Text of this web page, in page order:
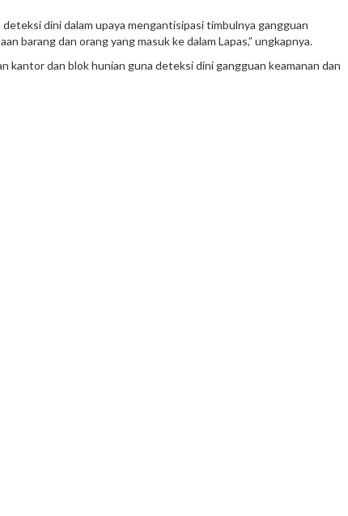
dini dalam upaya mengantisipasi timbulnya gangguan
barang dan orang yang masuk ke dalam Lapas,” ungkapnya.
kantor dan blok hunian guna deteksi dini gangguan keamanan dan